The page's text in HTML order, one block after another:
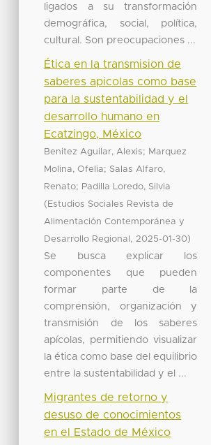
ligados a su transformación
demográfica, social, política,
cultural. Son preocupaciones ...
Ética en la transmision de
saberes apicolas como base
para la sustentabilidad y el
desarrollo humano en
Ecatzingo, México
Benitez Aguilar, Alexis; Marquez
Molina, Ofelia; Salas Alfaro,
Renato; Padilla Loredo, Silvia
( Estudios Sociales Revista de
Alimentación Contemporánea y
Desarrollo Regional , 2025-01-30)
Se busca explicar los
componentes que pueden
formar parte de la
comprensión, organización y
transmisión de los saberes
apícolas, permitiendo visualizar
la ética como base del equilibrio
entre la sustentabilidad y el ...
Migrantes de retorno y
desuso de conocimientos
en el Estado de México